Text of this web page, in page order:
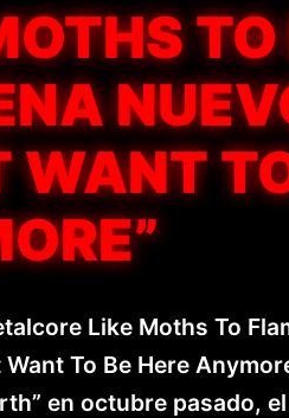
WANT
Like Moths To
Want To Be Here
en octubre pasado,